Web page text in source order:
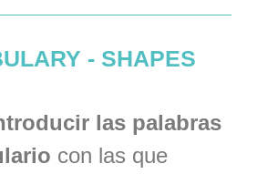
- SHAPES
las palabras
con las que